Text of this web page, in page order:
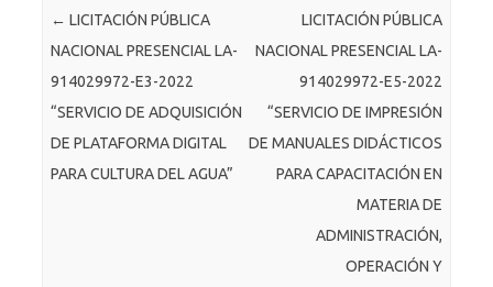
Post navigation
← LICITACIÓN PÚBLICA
NACIONAL PRESENCIAL LA-
914029972-E3-2022
“SERVICIO DE ADQUISICIÓN
DE PLATAFORMA DIGITAL
PARA CULTURA DEL AGUA”
LICITACIÓN PÚBLICA
NACIONAL PRESENCIAL LA-
914029972-E5-2022
“SERVICIO DE IMPRESIÓN
DE MANUALES DIDÁCTICOS
PARA CAPACITACIÓN EN
MATERIA DE
ADMINISTRACIÓN,
OPERACIÓN Y